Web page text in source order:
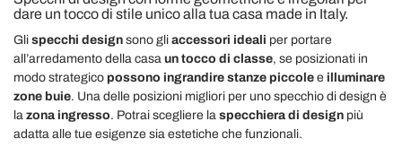
dare un tocco di stile unico alla tua casa made in Italy.
Gli specchi design sono gli accessori ideali per portare
all’arredamento della casa un tocco di classe, se posizionati in
modo strategico possono ingrandire stanze piccole e illuminare
zone buie. Una delle posizioni migliori per uno specchio di design è
la zona ingresso. Potrai scegliere la specchiera di design più
adatta alle tue esigenze sia estetiche che funzionali.